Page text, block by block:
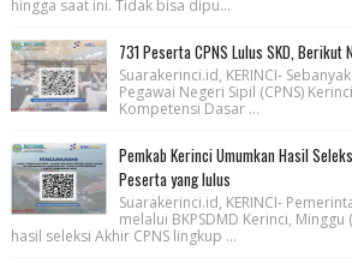
hingga saat ini. Tidak bisa dipu...
731 Peserta CPNS Lulus SKD, Berikut
Suarakerinci.id, KERINCI-
Pegawai Negeri Sipil (CPNS)
Kompetensi Dasar ...
Pemkab Kerinci Umumkan Hasil
Peserta yang lulus
Suarakerinci.id, KERINCI-
melalui BKPSDMD Kerinci,
hasil seleksi Akhir CPNS lingkup ...